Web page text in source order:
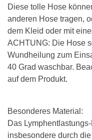
Diese tolle Hose
anderen Hose tragen,
dem Kleid oder mit
ACHTUNG: Die Hose
Wundheilung zum
40 Grad waschbar.
auf dem Produkt.
Besonderes Material:
Das
insbesondere durch